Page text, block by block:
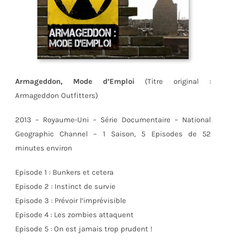
Armageddon, Mode d’Emploi (Titre original :
Armageddon Outfitters)
2013 – Royaume-Uni – Série Documentaire – National
Geographic Channel – 1 Saison, 5 Episodes de 52
minutes environ
Episode 1 : Bunkers et cetera
Episode 2 : Instinct de survie
Episode 3 : Prévoir l’imprévisible
Episode 4 : Les zombies attaquent
Episode 5 : On est jamais trop prudent !